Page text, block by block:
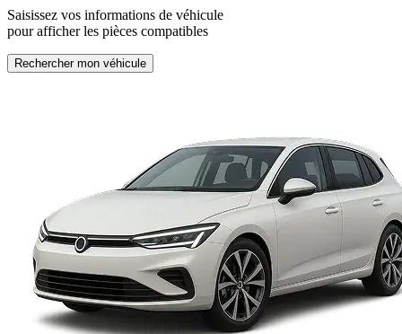
Saisissez vos informations de véhicule
pour afficher les pièces compatibles
Rechercher mon véhicule